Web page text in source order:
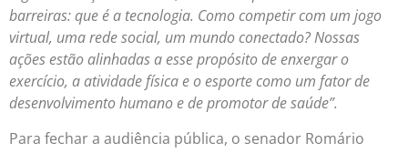
barreiras: que é a tecnologia. Como competir com um jogo
virtual, uma rede social, um mundo conectado? Nossas
ações estão alinhadas a esse propósito de enxergar o
exercício, a atividade física e o esporte como um fator de
desenvolvimento humano e de promotor de saúde”.
Para fechar a audiência pública, o senador Romário